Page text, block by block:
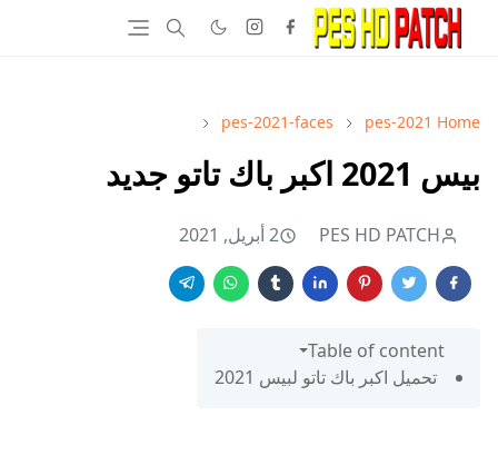
Home
pes-2021
pes-2021-faces
بيس 2021 اكبر باك تاتو جديد
PES HD PATCH 2 أبريل, 2021
Table of content
تحميل اكبر باك تاتو لبيس 2021